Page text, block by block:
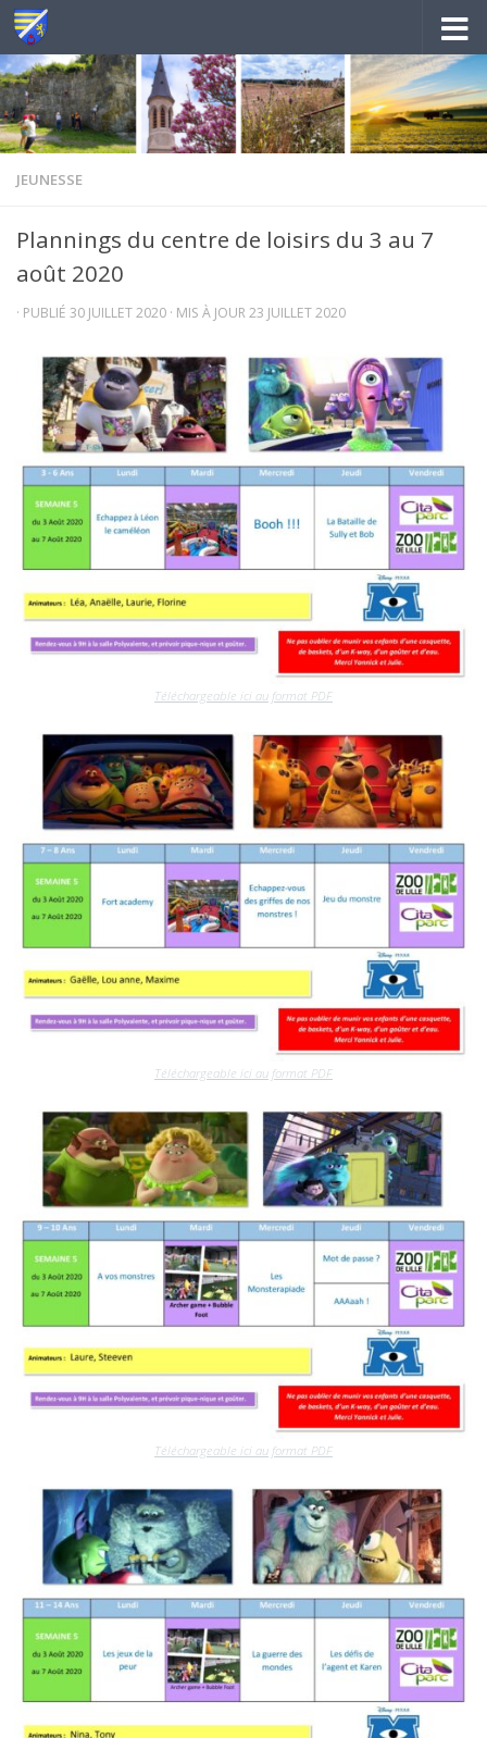
Au dessous du contenu
JEUNESSE
Plannings du centre de loisirs du 3 au 7
août 2020
· PUBLIÉ 30 JUILLET 2020 · MIS À JOUR23 JUILLET 2020
Téléchargeable ici au format PDF
Téléchargeable ici au format PDF
Téléchargeable ici au format PDF